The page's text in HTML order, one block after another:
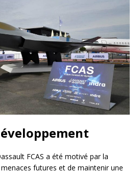
FCAS a été motivé par la
menaces futures et de maintenir une